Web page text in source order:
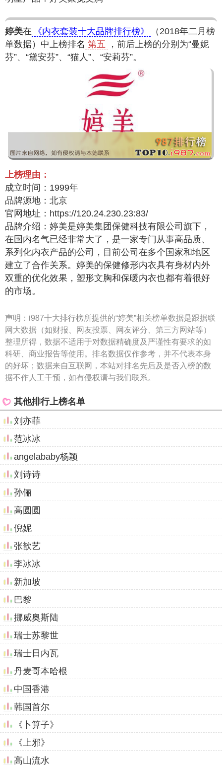
婷美在 《内衣套装十大品牌排行榜》
（2018年二月榜
单数据）中上榜排名 第五
，前后上榜的分别为“曼妮
芬”、“黛安芬”、“猫人”、“安莉芬”。
上榜理由：
成立时间：1999年
品牌源地：北京
官网地址：https://120.24.230.23:83/
品牌介绍：婷美是婷美集团保健科技有限公司旗下，
在国内名气已经非常大了，是一家专门从事高品质、
系列化内衣产品的公司，目前公司在多个国家和地区
建立了合作关系。婷美的保健修形内衣具有身材内外
双重的优化效果，塑形文胸和保暖内衣也都有着很好
的市场。
声明： i987十大排行榜所提供的“婷美”相关榜单数据是跟据联
网大数据（如财报、网友投票、网友评分、第三方网站等）
整理所得，数据不适用于对数据精确度及严谨性有要求的如
科研、商业报告等使用。排名数据仅作参考，并不代表本身
的好坏；数据来自互联网，本站对排名先后及是否入榜的数
据不作人工干预，如有侵权请与我们联系。
其他排行上榜名单
刘亦菲
范冰冰
angelababy杨颖
刘诗诗
孙俪
高圆圆
倪妮
张歆艺
李冰冰
新加坡
巴黎
挪威奥斯陆
瑞士苏黎世
瑞士日内瓦
丹麦哥本哈根
中国香港
韩国首尔
《卜算子》
《上邪》
高山流水